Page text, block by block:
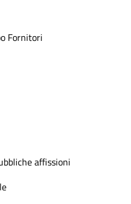
Fornitori
affissioni